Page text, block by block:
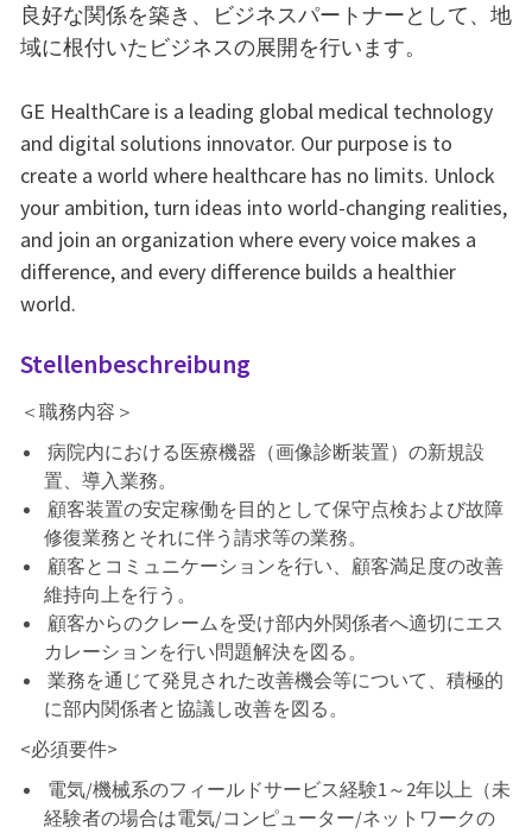
良好な関係を築き、ビジネスパートナーとして、地
域に根付いたビジネスの展開を行います。
GE HealthCare is a leading global medical technology
and digital solutions innovator. Our purpose is to
create a world where healthcare has no limits. Unlock
your ambition, turn ideas into world-changing realities,
and join an organization where every voice makes a
difference, and every difference builds a healthier
world.
Stellenbeschreibung
＜職務内容＞
病院内における医療機器（画像診断装置）の新規設
置、導入業務。
顧客装置の安定稼働を目的として保守点検および故障
修復業務とそれに伴う請求等の業務。
顧客とコミュニケーションを行い、顧客満足度の改善
維持向上を行う。
顧客からのクレームを受け部内外関係者へ適切にエス
カレーションを行い問題解決を図る。
業務を通じて発見された改善機会等について、積極的
に部内関係者と協議し改善を図る。
<必須要件>
電気/機械系のフィールドサービス経験1～2年以上（未
経験者の場合は電気/コンピューター/ネットワークの